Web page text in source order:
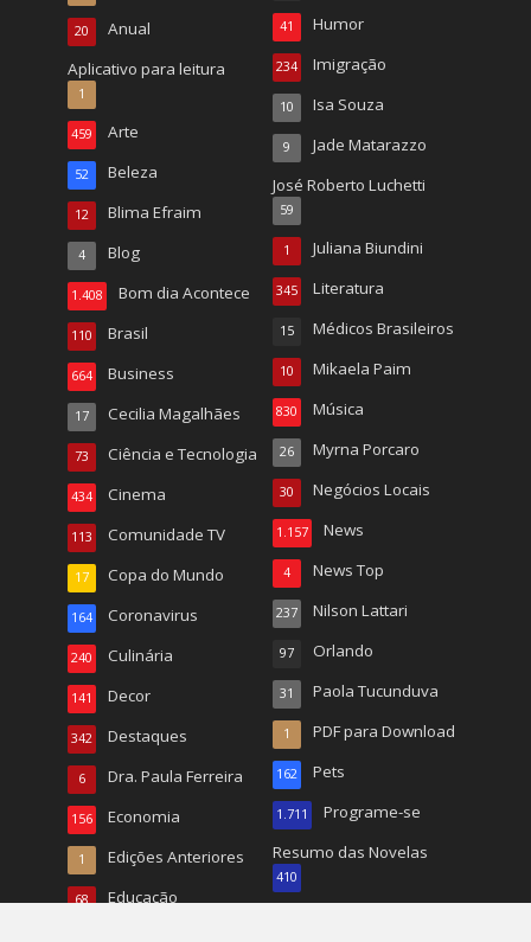
Anual
20
Aplicativo para leitura
1
Arte
459
Beleza
52
Blima Efraim
12
Blog
4
Bom dia Acontece
1.408
Brasil
110
Business
664
Cecilia Magalhães
17
Ciência e Tecnologia
73
Cinema
434
Comunidade TV
113
Copa do Mundo
17
Coronavirus
164
Culinária
240
Decor
141
Destaques
342
Dra. Paula Ferreira
6
Economia
156
Edições Anteriores
1
Educação
68
Humor
41
Imigração
234
Isa Souza
10
Jade Matarazzo
9
José Roberto Luchetti
59
Juliana Biundini
1
Literatura
345
Médicos Brasileiros
15
Mikaela Paim
10
Música
830
Myrna Porcaro
26
Negócios Locais
30
News
1.157
News Top
4
Nilson Lattari
237
Orlando
97
Paola Tucunduva
31
PDF para Download
1
Pets
162
Programe-se
1.711
Resumo das Novelas
410